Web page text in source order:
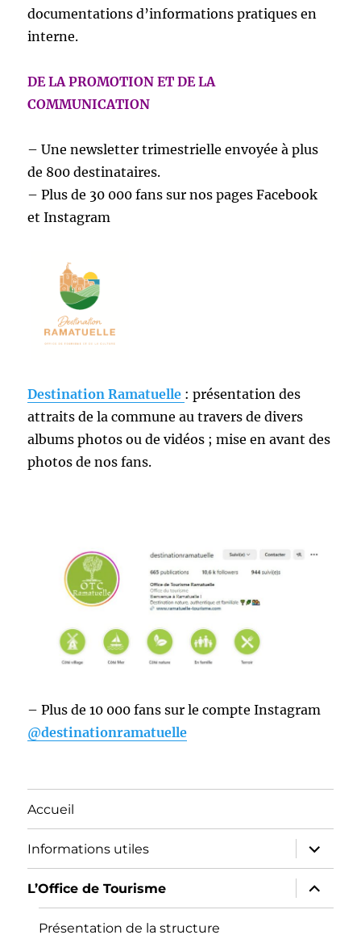
documentations d’informations pratiques en
interne.
DE LA PROMOTION ET DE LA
COMMUNICATION
– Une newsletter trimestrielle envoyée à plus
de 800 destinataires.
– Plus de 30 000 fans sur nos pages Facebook
et Instagram
Destination Ramatuelle : présentation des
attraits de la commune au travers de divers
albums photos ou de vidéos ; mise en avant des
photos de nos fans.
– Plus de 10 000 fans sur le compte Instagram
@destinationramatuelle
Accueil
Informations utiles
ouvrir
le
sous-
menu
L’Office de Tourisme
ouvrir
le
sous-
Présentation de la structure